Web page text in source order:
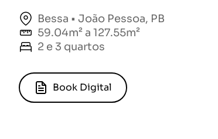
Bessa • João Pessoa, PB
59.04m² a 127.55m²
2 e 3 quartos
Book Digital